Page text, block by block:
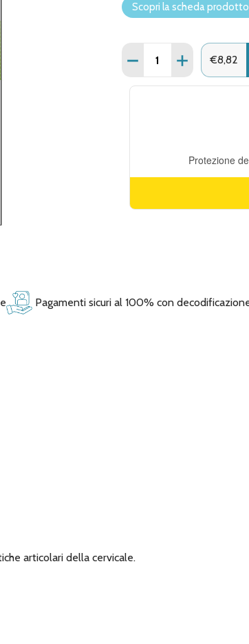
Scopri la scheda prodotto
Quantità:
DIMINUISCI QUANTITÀ
AUMENTA
€8,82
Pagamenti sicuri al 100% con
articolari della cervicale.